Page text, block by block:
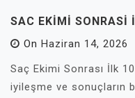
SAC EKIMI SONRASI
On Haziran 14, 2026
Saç Ekimi Sonrası İlk
iyileşme ve sonuçların